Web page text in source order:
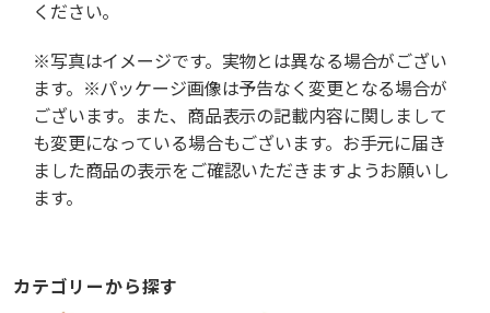
ください。
※写真はイメージです。実物とは異なる場合がござい
ます。※パッケージ画像は予告なく変更となる場合が
ございます。また、商品表示の記載内容に関しまして
も変更になっている場合もございます。お手元に届き
ました商品の表示をご確認いただきますようお願いし
ます。
カテゴリーから探す